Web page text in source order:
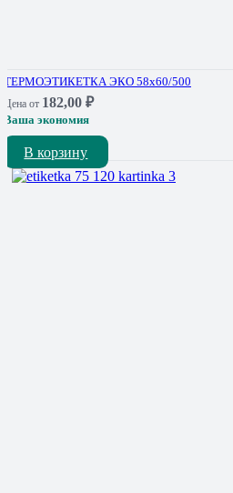
ТЕРМОЭТИКЕТКА ЭКО 58х60/500
Цена от 182,00 ₽
Ваша экономия
В корзину